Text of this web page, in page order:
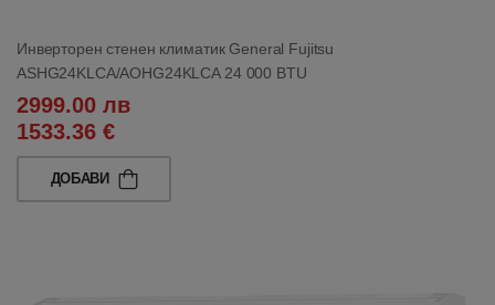
Инверторен стенен климатик General Fujitsu
ASHG24KLCA/AOHG24KLCA 24 000 BTU
2999.00 лв
1533.36 €
ДОБАВИ